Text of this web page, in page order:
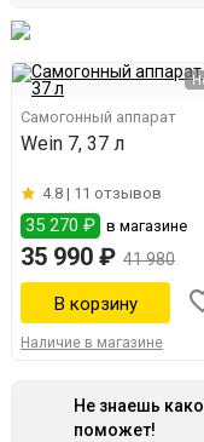
Самогонный аппарат
Wein 7, 37 л
4.8 | 11 отзывов
35 270 ₽ в магазине
35 990 ₽ 41 980
Наличие в магазине
Не знаешь
поможет!